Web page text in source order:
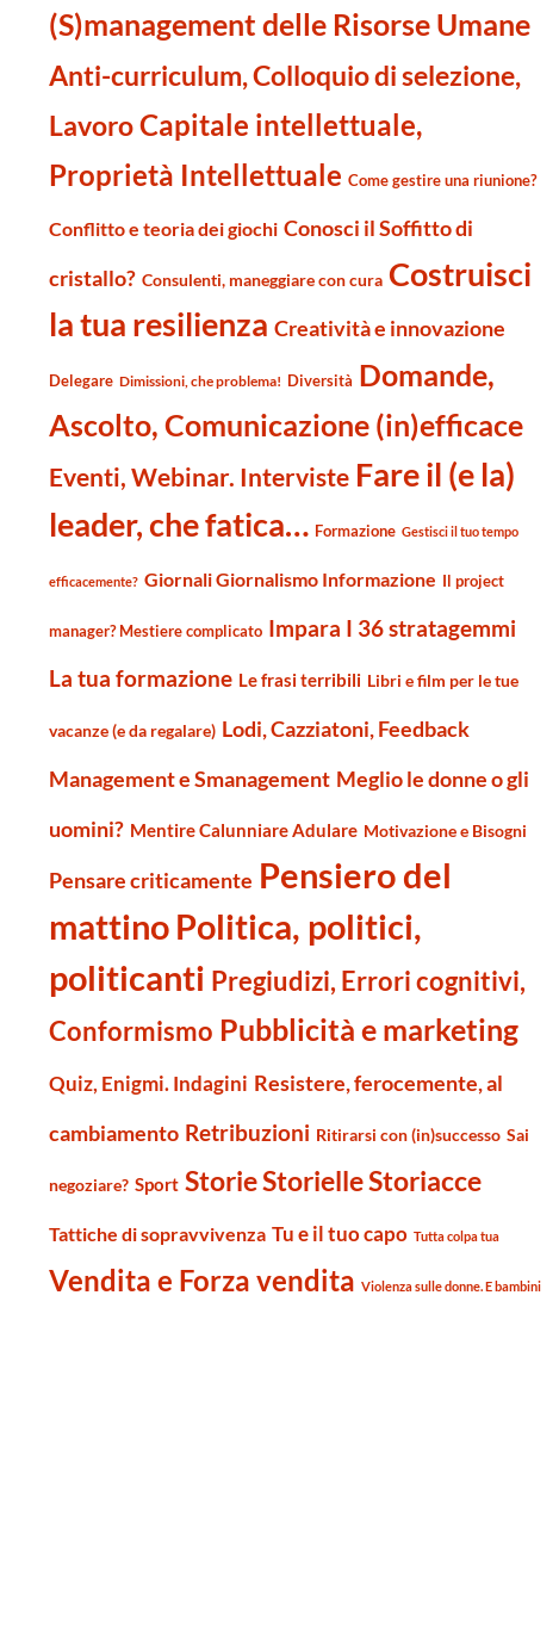
(S)management delle Risorse Umane
Anti-curriculum, Colloquio di selezione,
LavoroCapitale intellettuale,
Proprietà Intellettuale Come gestire una riunione?
Conflitto e teoria dei giochi Conosci il Soffitto di
cristallo? Consulenti, maneggiare con cura Costruisci
la tua resilienza Creatività e innovazione
Delegare Dimissioni, che problema! Diversità Domande,
Ascolto, Comunicazione (in)efficace
Eventi, Webinar. Interviste Fare il (e la)
leader, che fatica… Formazione Gestisci il tuo tempo
efficacemente? Giornali Giornalismo Informazione Il project
manager? Mestiere complicato Impara I 36 stratagemmi
La tua formazione Le frasi terribili Libri e film per le tue
vacanze (e da regalare) Lodi, Cazziatoni, Feedback
Management e Smanagement Meglio le donne o gli
uomini? Mentire Calunniare Adulare Motivazione e Bisogni
Pensare criticamente Pensiero del
mattino Politica, politici,
politicanti Pregiudizi, Errori cognitivi,
Conformismo Pubblicità e marketing
Quiz, Enigmi. Indagini Resistere, ferocemente, al
cambiamento Retribuzioni Ritirarsi con (in)successo Sai
negoziare? Sport Storie Storielle Storiacce
Tattiche di sopravvivenza Tu e il tuo capo Tutta colpa tua
Vendita e Forza vendita Violenza sulle donne. E bambini